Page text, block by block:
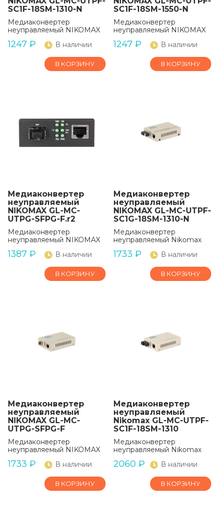
SC1F-18SM-1310-N
Медиаконвертер
неуправляемый NIKOMAX
1247 ₽ В наличии
В КОРЗИНУ
SC1F-18SM-1550-N
Медиаконвертер
неуправляемый NIKOMAX
1247 ₽ В наличии
В КОРЗИНУ
Медиаконвертер
неуправляемый
NIKOMAX GL-MC-
UTPG-SFPG-F.r2
Медиаконвертер
неуправляемый NIKOMAX
1387 ₽ В наличии
В КОРЗИНУ
Медиаконвертер
неуправляемый
NIKOMAX GL-MC-UTPF-
SC1G-18SM-1310-N
Медиаконвертер
неуправляемый Nikomax
1733 ₽ В наличии
В КОРЗИНУ
Медиаконвертер
неуправляемый
NIKOMAX GL-MC-
UTPG-SFPG-F
Медиаконвертер
неуправляемый NIKOMAX
1733 ₽ В наличии
В КОРЗИНУ
Медиаконвертер
неуправляемый
Nikomax GL-MC-UTPF-
SC1F-18SM-1310
Медиаконвертер
неуправляемый Nikomax
2060 ₽ В наличии
В КОРЗИНУ